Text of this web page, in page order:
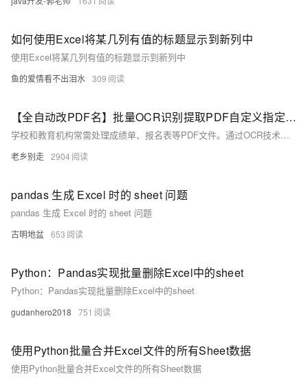
如何使用Excel将某几列有值的标题显示到新列中
使用Excel将某几列有值的标题显示到新列中
鱼的爱情看不出泪水 309
【全自动改PDF名】批量OCR识别提取PDF自定义指定区域内容保存到 Excel 以及根据PDF文件内容的标题来批量重命名
学校和教育机构常需处理成绩单、报名表等PDF文件。通过OCR技术，可自动提取学生信息并录入Excel，便于统计分析和存档管理。本文介绍使用阿里云服务实现批量OCR识别、内容提取、重命名及导出表格的完整步骤，包括开通相关服务、编写代码、部署函数计算和设置自动化触发器等。提供Python示例代码和详细操作指南，帮助用户高效处理PDF文件。 链接： - 百度网盘：[链接](https://pan.baidu.com/s/1mWsg7mDZq2pZ8xdKzdn5Hg?pwd=8866) - 腾讯网盘：[链接](https://share.weiyun.com/a77jklXK)
老乡别走 2904
pandas 生成 Excel 时的 sheet 问题
pandas 生成 Excel 时的 sheet 问题
古明地盆 653
Python：Pandas实现批量删除Excel中的sheet
Python：Pandas实现批量删除Excel中的sheet
gudanhero2018 751
使用Python批量合并Excel文件的所有Sheet数据
使用Python批量合并Excel文件的所有Sheet数据